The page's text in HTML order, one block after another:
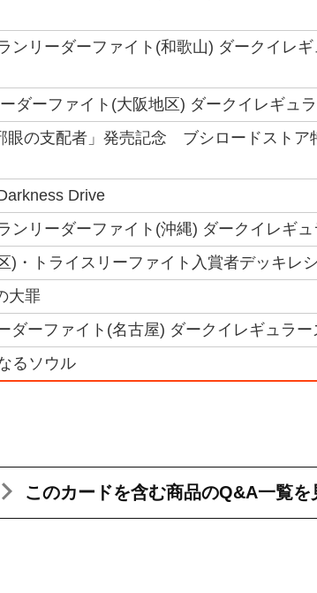
ンリーダーファイト(和歌山) ダークイレ
ダーファイト(大阪地区) ダークイレギュ
眼の支配者」発売記念 ブシロードスト
Drive
ンリーダーファイト(沖縄) ダークイレギ
)・トライスリーファイト入賞者デッキレ
大罪
ダーファイト(名古屋) ダークイレギュラ
るソウル
このカードを含む商品のQ&A一覧を